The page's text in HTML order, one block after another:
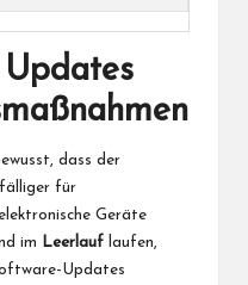
Updates
dass der
für
Geräte
im
Leerlauf laufen,
Updates